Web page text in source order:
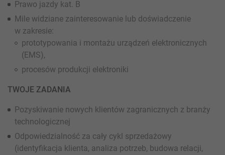
Prawo jazdy kat. B
Mile widziane zainteresowanie lub doświadczenie
w zakresie:
prototypowania i montażu urządzeń elektronicznych
(EMS),
procesów produkcji elektroniki
TWOJE ZADANIA
Pozyskiwanie nowych klientów zagranicznych z branży
technologicznej
Odpowiedzialność za cały cykl sprzedażowy
(identyfikacja klienta, analiza potrzeb, budowa relacji,